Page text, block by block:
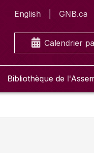
English GNB.ca
Calendrier
Bibliothèque de